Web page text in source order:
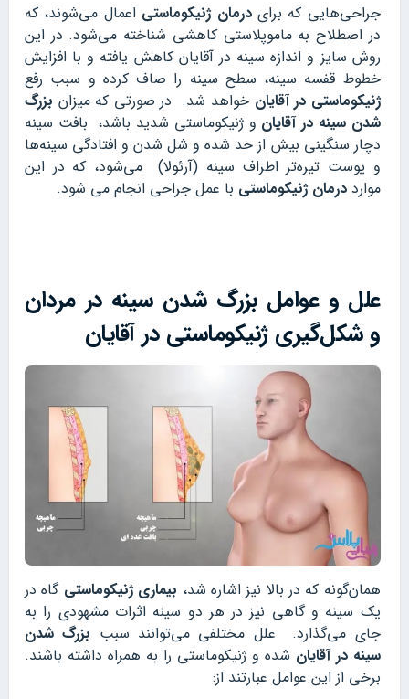
جراحی‌هایی که برایدرمان ژنیکوماستی اعمال می‌شوند، که
در اصطلاح به ماموپلاستی کاهشی شناخته می‌شود. در این
روش سایز و اندازه سینه در آقایان کاهش یافته و با افزایش
خطوط قفسه سینه، سطح سینه را صاف کرده و سبب رفع
ژنیکوماستی در آقایان خواهد شد. در صورتی که میزان بزرگ
شدن سینه در آقایان و ژنیکوماستی شدید باشد، بافت سینه
دچار سنگینی بیش از حد شده و شل شدن و افتادگی سینه‌ها
و پوست تیره‌تر اطراف سینه (آرئولا) می‌شود، که در این
موارددرمان ژنیکوماستی با عمل جراحی انجام می شود.
علل و عوامل بزرگ شدن سینه در مردان
و شکل‌گیری ژنیکوماستی در آقایان
همان‌گونه که در بالا نیز اشاره شد، بیماری ژنیکوماستی گاه در
یک سینه و گاهی نیز در هر دو سینه اثرات مشهودی را به
جای می‌گذارد. علل مختلفی می‌توانند سبب بزرگ شدن
سینه در آقایان شده و ژنیکوماستی را به همراه داشته باشند.
برخی از این عوامل عبارتند از: